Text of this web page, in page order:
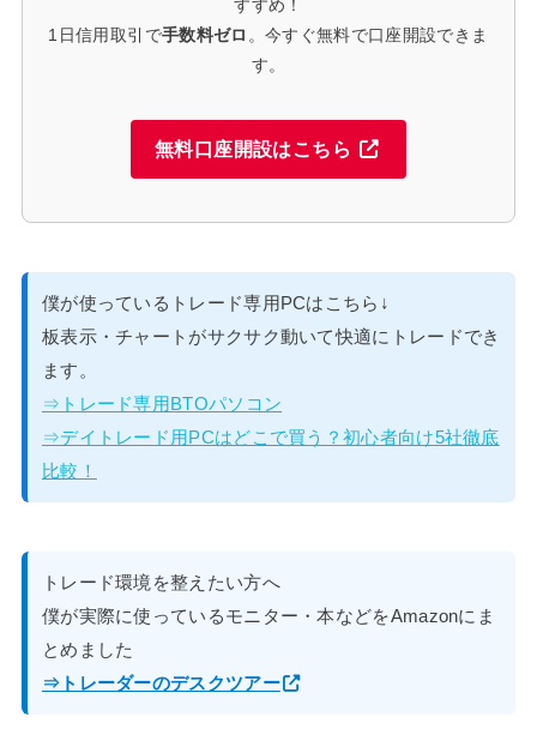
すすめ！
1日信用取引で手数料ゼロ 。今すぐ無料で口座開設できま
す。
無料口座開設はこちら
僕が使っているトレード専用PCはこちら↓
板表示・チャートがサクサク動いて快適にトレードでき
ます。
⇒トレード専用BTOパソコン
⇒デイトレード用PCはどこで買う？初心者向け5社徹底
比較！
トレード環境を整えたい方へ
僕が実際に使っているモニター・本などをAmazonにま
とめました
⇒トレーダーのデスクツアー